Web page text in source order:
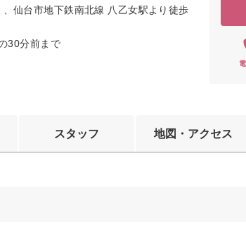
仙台市地下鉄南北線 八乙女駅より徒歩
30分前まで
スタッフ 地図・アクセス